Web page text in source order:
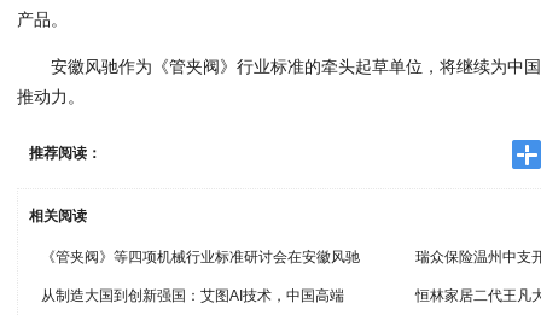
产品。
安徽风驰作为《管夹阀》行业标准的牵头起草单位，将继续为中
推动力。
推荐阅读：
相关阅读
《管夹阀》等四项机械行业标准研讨会在安徽风驰 瑞众保险温州中支
从制造大国到创新强国：艾图AI技术，中国高端 恒林家居二代王凡